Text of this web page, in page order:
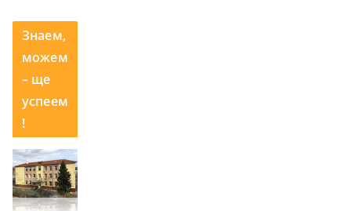
Знаем,
можем
– ще
успеем
!